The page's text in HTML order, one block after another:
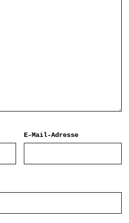
E-Mail-Adresse